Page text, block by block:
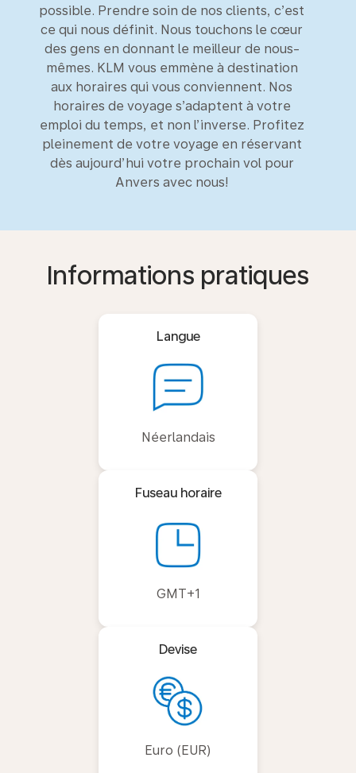
possible. Prendre soin de nos clients, c’est
ce qui nous définit. Nous touchons le cœur
des gens en donnant le meilleur de nous-
mêmes. KLM vous emmène à destination
aux horaires qui vous conviennent. Nos
horaires de voyage s’adaptent à votre
emploi du temps, et non l’inverse. Profitez
pleinement de votre voyage en réservant
dès aujourd’hui votre prochain vol pour
Anvers avec nous!
Informations pratiques
Langue
Néerlandais
Fuseau horaire
GMT+1
Devise
Euro (EUR)